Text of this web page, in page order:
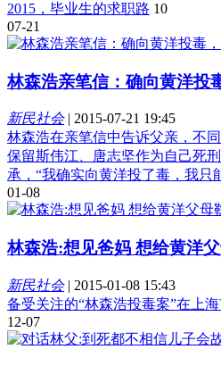
2015，毕业生的求职路 10
07-21
林森浩亲笔信：确向黄洋投
新民社会| 2015-07-21 19:45
林森浩在亲笔信中告诉父亲，不
保留斯伟江、唐志坚作为自己死
承，“我确实向黄洋投了毒，我只
01-08
林森浩:想见爸妈 想给黄洋
新民社会| 2015-01-08 15:43
备受关注的“林森浩投毒案”在上
12-07